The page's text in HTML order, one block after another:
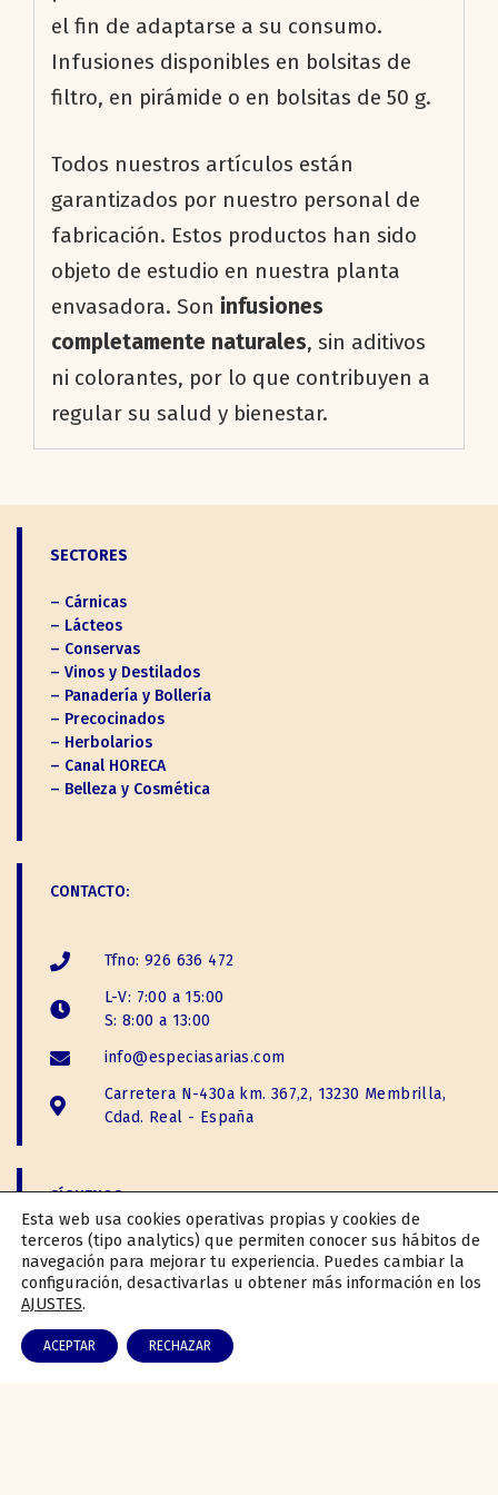
el fin de adaptarse a su consumo.
Infusiones disponibles en bolsitas de
filtro, en pirámide o en bolsitas de 50 g.
Todos nuestros artículos están
garantizados por nuestro personal de
fabricación. Estos productos han sido
objeto de estudio en nuestra planta
envasadora. Son infusiones
completamente naturales, sin aditivos
ni colorantes, por lo que contribuyen a
regular su salud y bienestar.
SECTORES
– Cárnicas
– Lácteos
– Conservas
– Vinos y Destilados
– Panadería y Bollería
– Precocinados
– Herbolarios
– Canal HORECA
– Belleza y Cosmética
CONTACTO:
Tfno: 926 636 472
L-V: 7:00 a 15:00
S: 8:00 a 13:00
info@especiasarias.com
Carretera N-430a km. 367,2, 13230 Membrilla,
Cdad. Real - España
SÍGUENOS:
Esta web usa cookies operativas propias y cookies de
terceros (tipo analytics) que permiten conocer sus hábitos de
navegación para mejorar tu experiencia. Puedes cambiar la
configuración, desactivarlas u obtener más información en los
AJUSTES.
ACEPTAR RECHAZAR